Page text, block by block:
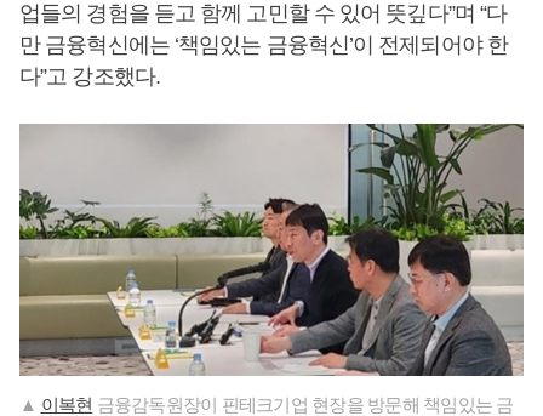
업들의 경험을 듣고 함께 고민할 수 있어 뜻깊다”며 “다
만 금융혁신에는 ‘책임있는 금융혁신’이 전제되어야 한
다”고 강조했다.
▲ 이복현 금융감독원장이 핀테크기업 현장을 방문해 책임있는 금